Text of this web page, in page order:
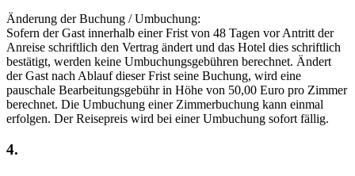
Änderung der Buchung / Umbuchung:
Sofern der Gast innerhalb einer Frist von 48 Tagen vor Antritt der
Anreise schriftlich den Vertrag ändert und das Hotel dies schriftlich
bestätigt, werden keine Umbuchungsgebühren berechnet. Ändert
der Gast nach Ablauf dieser Frist seine Buchung, wird eine
pauschale Bearbeitungsgebühr in Höhe von 50,00 Euro pro Zimmer
berechnet. Die Umbuchung einer Zimmerbuchung kann einmal
erfolgen. Der Reisepreis wird bei einer Umbuchung sofort fällig.
4.